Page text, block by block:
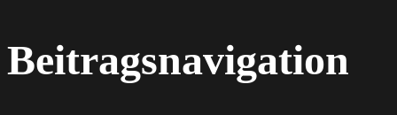
Beitragsnavigation